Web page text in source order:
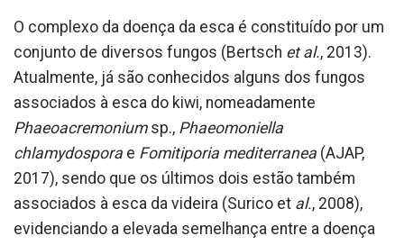
O complexo da doença da esca é constituído por um
conjunto de diversos fungos (Bertsch et al., 2013).
Atualmente, já são conhecidos alguns dos fungos
associados à esca do kiwi, nomeadamente
Phaeoacremoniumsp., Phaeomoniella
chlamydospora e Fomitiporia mediterranea (AJAP,
2017), sendo que os últimos dois estão também
associados à esca da videira (Surico et al., 2008),
evidenciando a elevada semelhança entre a doença